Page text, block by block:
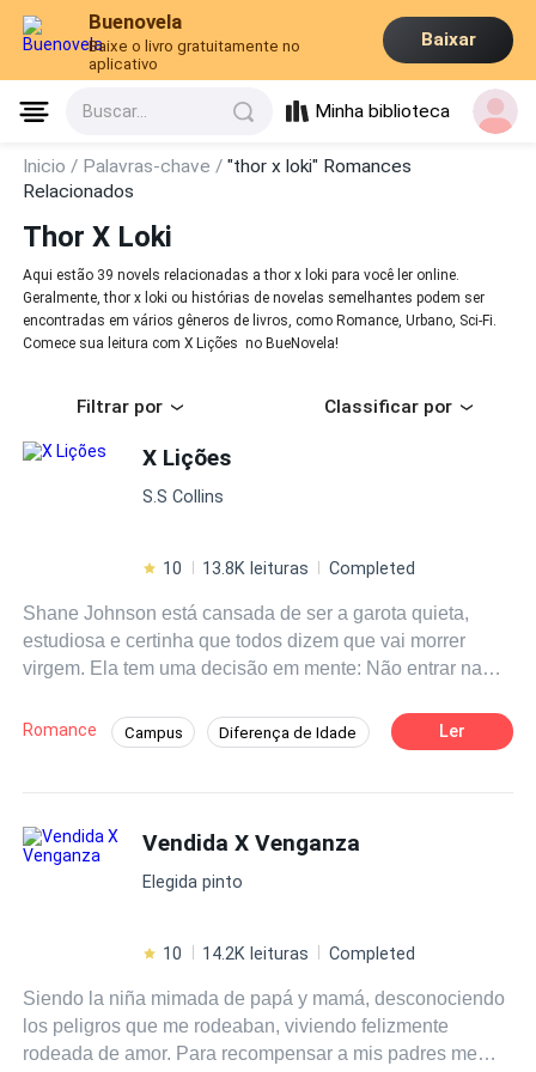
Buenovela
Baixe o livro gratuitamente no
aplicativo
Baixar
Buscar... Minha biblioteca
Inicio / Palavras-chave /"thor x loki" Romances
Relacionados
Thor X Loki
Aqui estão 39 novels relacionadas a thor x loki para você ler online.
Geralmente, thor x loki ou histórias de novelas semelhantes podem ser
encontradas em vários gêneros de livros, como Romance, Urbano, Sci-Fi.
Comece sua leitura com X Lições no BueNovela!
Filtrar por Classificar por
X Lições
S.S Collins
10 13.8K leituras Completed
Shane Johnson está cansada de ser a garota quieta,
estudiosa e certinha que todos dizem que vai morrer
virgem. Ela tem uma decisão em mente: Não entrar na
encontrar o cara certo. Thomas Andrews é um professor
de Biologia que acaba de entrar em suas tão sonhadas
O caminho dos dois se cruzam e Shane fará uma
proposta no mínimo irrecusável a Thomas.
Romance Campus Diferença de Idade
Enredo Acelerado Adolescente
Ler
Vendida X Venganza
Elegida pinto
10 14.2K leituras Completed
Siendo la niña mimada de papá y mamá, desconociendo
los peligros que me rodeaban, viviendo felizmente
rodeada de amor. Para recompensar a mis padres me